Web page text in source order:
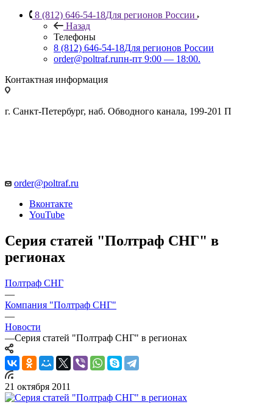
8 (812) 646-54-18Для регионов России
Назад
Телефоны
8 (812) 646-54-18Для регионов России
order@poltraf.ruпн-пт 9:00 — 18:00.
Контактная информация
г. Санкт-Петербург, наб. Обводного канала, 199-201 П
order@poltraf.ru
Вконтакте
YouTube
Серия статей "Полтраф СНГ" в
регионах
Полтраф СНГ
—
Компания "Полтраф СНГ"
—
Новости
—Серия статей "Полтраф СНГ" в регионах
21 октября 2011